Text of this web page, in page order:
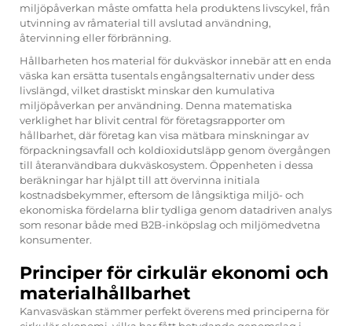
miljöpåverkan måste omfatta hela produktens livscykel, från
utvinning av råmaterial till avslutad användning,
återvinning eller förbränning.
Hållbarheten hos material för dukväskor innebär att en enda
väska kan ersätta tusentals engångsalternativ under dess
livslängd, vilket drastiskt minskar den kumulativa
miljöpåverkan per användning. Denna matematiska
verklighet har blivit central för företagsrapporter om
hållbarhet, där företag kan visa mätbara minskningar av
förpackningsavfall och koldioxidutsläpp genom övergången
till återanvändbara dukväskosystem. Öppenheten i dessa
beräkningar har hjälpt till att övervinna initiala
kostnadsbekymmer, eftersom de långsiktiga miljö- och
ekonomiska fördelarna blir tydliga genom datadriven analys
som resonar både med B2B-inköpslag och miljömedvetna
konsumenter.
Principer för cirkulär ekonomi och
materialhållbarhet
Kanvasväskan stämmer perfekt överens med principerna för